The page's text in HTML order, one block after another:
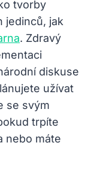
tvorby
jedinců, jak
. Zdravý
diskuse
užívat
se svým
trpíte
nebo máte